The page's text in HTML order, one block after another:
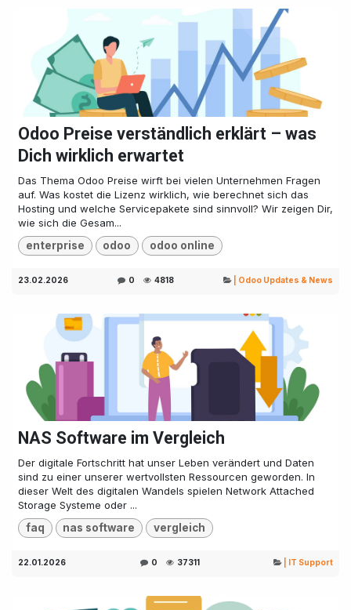
Odoo Preise verständlich erklärt – was
Dich wirklich erwartet
Das Thema Odoo Preise wirft bei vielen Unternehmen Fragen
auf. Was kostet die Lizenz wirklich, wie berechnet sich das
Hosting und welche Servicepakete sind sinnvoll? Wir zeigen Dir,
wie sich die Gesam...
enterprise
odoo odoo online
23.02.2026 0 4818 | Odoo Updates & News
NAS Software im Vergleich
Der digitale Fortschritt hat unser Leben verändert und Daten
sind zu einer unserer wertvollsten Ressourcen geworden. In
dieser Welt des digitalen Wandels spielen Network Attached
Storage Systeme oder ...
faq
nas software vergleich
22.01.2026 0 37311 | IT Support